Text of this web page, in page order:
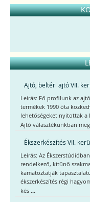
Ajtó, beltéri ajtó VII.
Leírás: Fő profilunk az
termékek 1990 óta
lehetőségeket nyitottak a
Ajtó választékunkban
Ékszerkészítés VII.
Leírás: Az
rendelkező, kitűnő
kamatoztatják
ékszerkészítés régi
kés ...